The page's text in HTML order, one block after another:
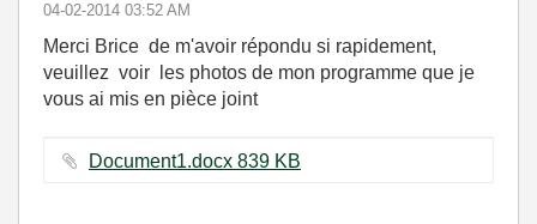
‎04-02-2014 03:52 AM
Merci Brice de m'avoir répondu si rapidement,
veuillez voir les photos de mon programme que je
vous ai mis en pièce joint
Document1.docx ‏839 KB